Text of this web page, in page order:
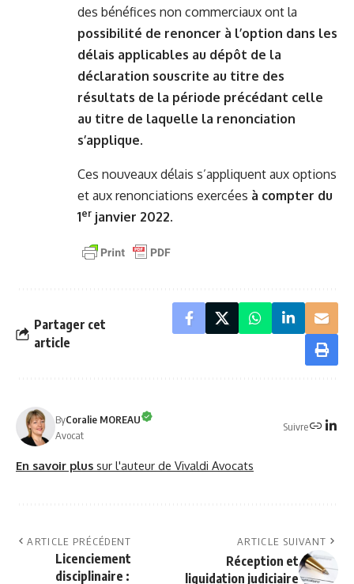
des bénéfices non commerciaux ont la
possibilité de renoncer à l’option dans les
délais applicables au dépôt de la
déclaration souscrite au titre des
résultats de la période précédant celle
au titre de laquelle la renonciation
s’applique.
Ces nouveaux délais s’appliquent aux options
et aux renonciations exercées à compter du
1er janvier 2022.
Partager cet
article
ByCoralie MOREAU
Avocat
Suivre
En savoir plus sur l'auteur de Vivaldi Avocats
ARTICLE PRÉCÉDENT
Licenciement
disciplinaire :
ARTICLE SUIVANT
Réception et
liquidation judiciaire